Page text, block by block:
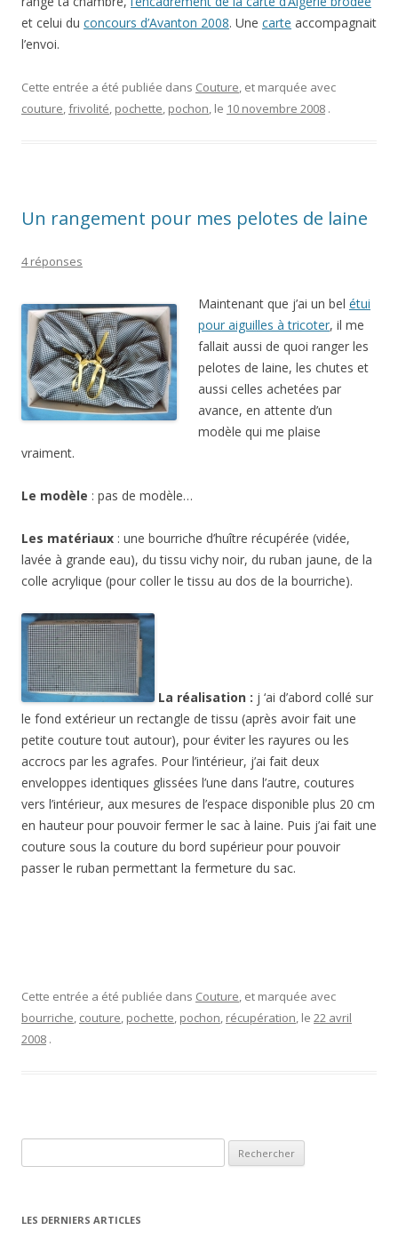
et celui du concours d’Avanton 2008. Une carte accompagnait
l’envoi.
Cette entrée a été publiée dans Couture, et marquée avec
couture,frivolité, pochette, pochon, le 10 novembre 2008 .
Un rangement pour mes pelotes de laine
4 réponses
Maintenant que j’ai un bel étui
pour aiguilles à tricoter, il me
fallait aussi de quoi ranger les
pelotes de laine, les chutes et
aussi celles achetées par
avance, en attente d’un
modèle qui me plaise
vraiment.
Le modèle : pas de modèle…
Les matériaux : une bourriche d’huître récupérée (vidée,
lavée à grande eau), du tissu vichy noir, du ruban jaune, de la
colle acrylique (pour coller le tissu au dos de la bourriche).
La réalisation : j ‘ai d’abord collé sur
le fond extérieur un rectangle de tissu (après avoir fait une
petite couture tout autour), pour éviter les rayures ou les
accrocs par les agrafes. Pour l’intérieur, j’ai fait deux
enveloppes identiques glissées l’une dans l’autre, coutures
vers l’intérieur, aux mesures de l’espace disponible plus 20 cm
en hauteur pour pouvoir fermer le sac à laine. Puis j’ai fait une
couture sous la couture du bord supérieur pour pouvoir
passer le ruban permettant la fermeture du sac.
Cette entrée a été publiée dans Couture, et marquée avec
bourriche, couture, pochette, pochon, récupération, le 22 avril
2008 .
LES DERNIERS ARTICLES